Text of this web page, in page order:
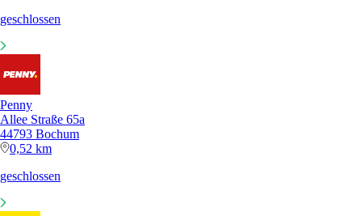
geschlossen
Penny
Allee Straße 65a
44793 Bochum
0,52 km
geschlossen